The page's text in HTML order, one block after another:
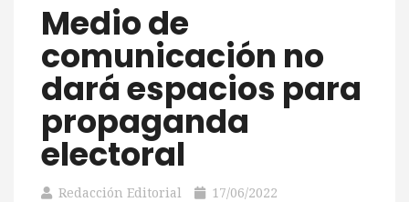
Medio de
comunicación no
dará espacios para
propaganda
electoral
Redacción Editorial 17/06/2022